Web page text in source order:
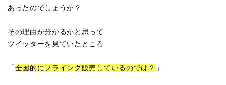
あったのでしょうか？
その理由が分かるかと思って
ツイッターを見ていたところ
「 全国的にフライング販売しているのでは？ 」